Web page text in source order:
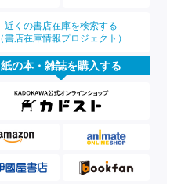
近くの書店在庫を検索する
（書店在庫情報プロジェクト）
紙の本・雑誌を購入する